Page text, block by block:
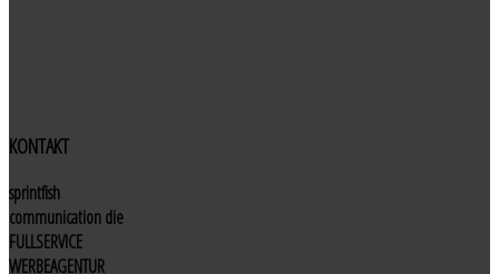
KONTAKT
sprintfish
communication die
FULLSERVICE
WERBEAGENTUR